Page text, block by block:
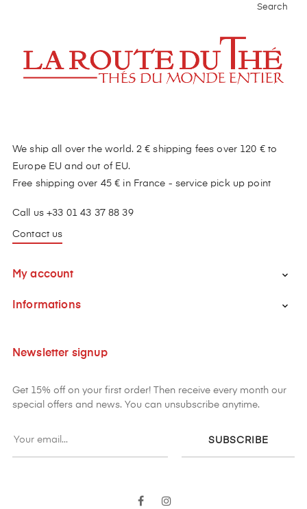
Search
We ship all over the world. 2 € shipping fees over 120 € to
Europe EU and out of EU.
Free shipping over 45 € in France - service pick up point
Call us +33 01 43 37 88 39
Contact us
My account 
Informations 
Newsletter signup
Get 15% off on your first order! Then receive every month our
special offers and news. You can unsubscribe anytime.
SUBSCRIBE
Facebook